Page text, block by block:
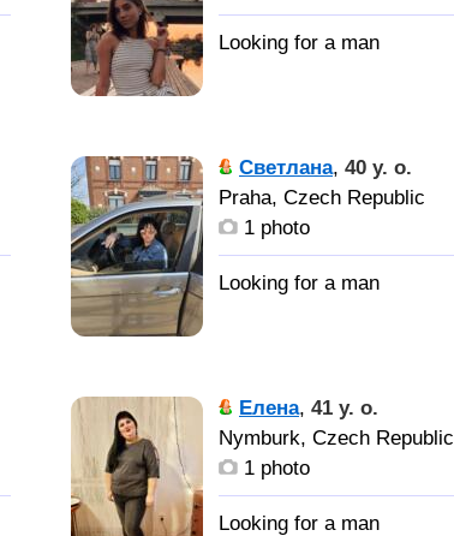
Светлана, 40 y. o.
Praha, Czech Republic
1 photo
Елена, 41 y. o.
Nymburk, Czech Republic
1 photo